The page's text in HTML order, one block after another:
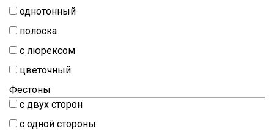
однотонный
полоска
с люрексом
цветочный
Фестоны
с двух сторон
с одной стороны